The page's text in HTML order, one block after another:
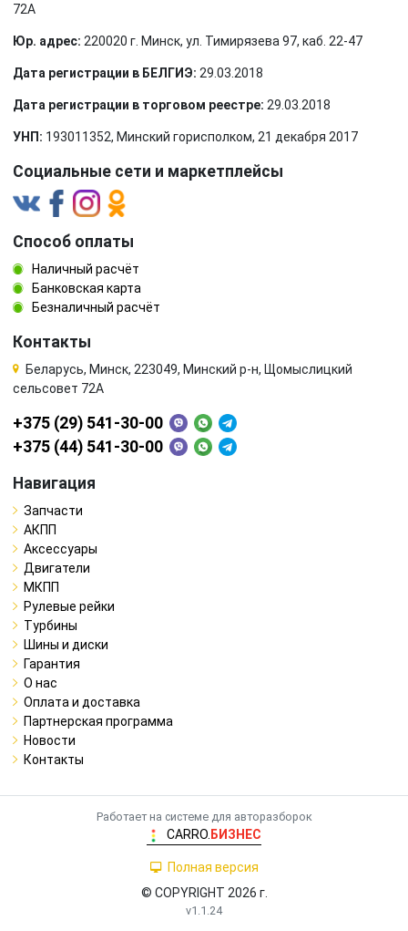
72А
Юр. адрес: 220020 г. Минск, ул. Тимирязева 97, каб. 22-47
Дата регистрации в БЕЛГИЭ: 29.03.2018
Дата регистрации в торговом реестре: 29.03.2018
УНП: 193011352, Минский горисполком, 21 декабря 2017
Социальные сети и маркетплейсы
Способ оплаты
Наличный расчёт
Банковская карта
Безналичный расчёт
Контакты
Беларусь, Минск, 223049, Минский р-н, Щомыслицкий
сельсовет 72А
+375 (29) 541-30-00
+375 (44) 541-30-00
Навигация
Запчасти
АКПП
Аксессуары
Двигатели
МКПП
Рулевые рейки
Турбины
Шины и диски
Гарантия
О нас
Оплата и доставка
Партнерская программа
Новости
Контакты
Работает на системе для авторазборок
CARRO. БИЗНЕС
Полная версия
© COPYRIGHT 2026 г.
v1.1.24